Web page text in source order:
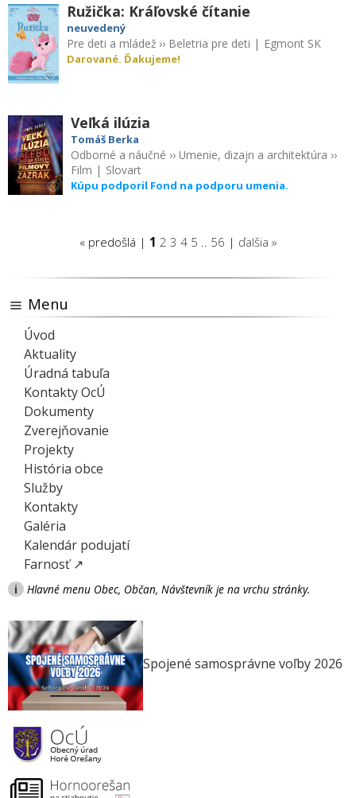
Ružička: Kráľovské čítanie
neuvedený
Pre deti a mládež ›› Beletria pre deti | Egmont SK
Darované. Ďakujeme!
Veľká ilúzia
Tomáš Berka
Odborné a náučné ›› Umenie, dizajn a architektúra ››
Film | Slovart
Kúpu podporil Fond na podporu umenia.
« predošlá | 1 2 3 4 5 56 | ďalšia »
Menu
Úvod
Aktuality
Úradná tabuľa
Kontakty OcÚ
Dokumenty
Zverejňovanie
Projekty
História obce
Služby
Kontakty
Galéria
Kalendár podujatí
Farnosť ↗
i Hlavné menu Obec, Občan, Návštevník je na vrchu stránky.
Spojené samosprávne voľby 2026